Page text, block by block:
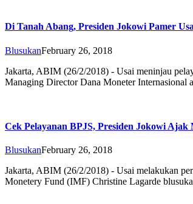
Di Tanah Abang, Presiden Jokowi Pamer
BlusukanFebruary 26, 2018
Jakarta, ABIM (26/2/2018) - Usai meninjau
Managing Director Dana Moneter
Cek Pelayanan BPJS, Presiden Jokowi
BlusukanFebruary 26, 2018
Jakarta, ABIM (26/2/2018) - Usai melakukan
Monetery Fund (IMF) Christine Lagarde